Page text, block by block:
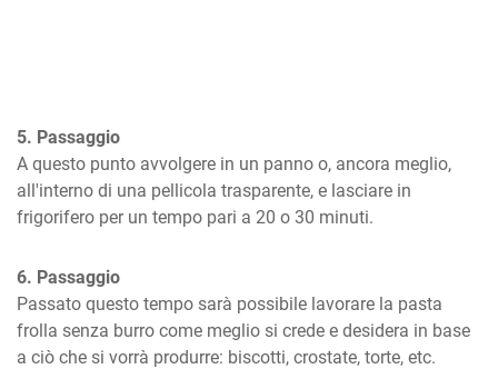
5. Passaggio
A questo punto avvolgere in un panno o, ancora meglio,
all'interno di una pellicola trasparente, e lasciare in
frigorifero per un tempo pari a 20 o 30 minuti.
6. Passaggio
Passato questo tempo sarà possibile lavorare la pasta
frolla senza burro come meglio si crede e desidera in base
a ciò che si vorrà produrre: biscotti, crostate, torte, etc.